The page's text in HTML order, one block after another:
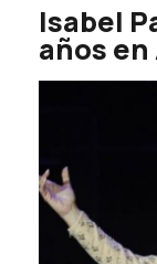
Isabel
años